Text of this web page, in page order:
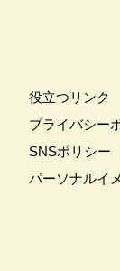
役立つリンク
プライバシー
SNSポリシー
パーソナルイ